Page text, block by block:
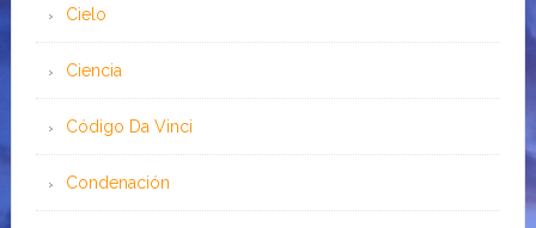
Cielo
Ciencia
Código Da Vinci
Condenación